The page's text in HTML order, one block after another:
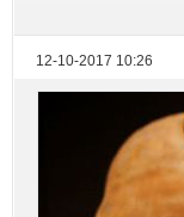
12-10-2017 10:26